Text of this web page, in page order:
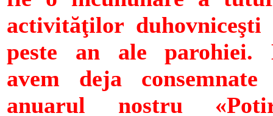
activităţilor duhovniceşti
peste an ale parohiei.
avem deja
anuarul nostru